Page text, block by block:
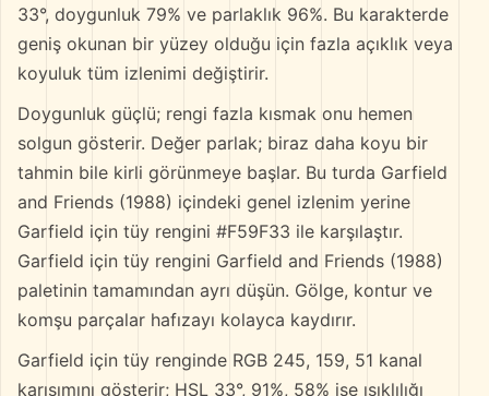
33°, doygunluk 79% ve parlaklık 96%. Bu karakterde
geniş okunan bir yüzey olduğu için fazla açıklık veya
koyuluk tüm izlenimi değiştirir.
Doygunluk güçlü; rengi fazla kısmak onu hemen
solgun gösterir. Değer parlak; biraz daha koyu bir
tahmin bile kirli görünmeye başlar. Bu turda Garfield
and Friends (1988) içindeki genel izlenim yerine
Garfield için tüy rengini #F59F33 ile karşılaştır.
Garfield için tüy rengini Garfield and Friends (1988)
paletinin tamamından ayrı düşün. Gölge, kontur ve
komşu parçalar hafızayı kolayca kaydırır.
Garfield için tüy renginde RGB 245, 159, 51 kanal
karışımını gösterir; HSL 33°, 91%, 58% ise ışıklılığı